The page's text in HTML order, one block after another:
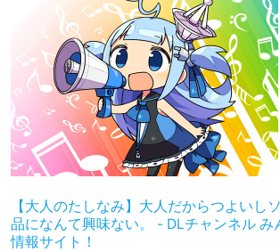
【大人のたしなみ】大人だからつよいし
品になんて興味ない。 - DLチャンネル み
情報サイト！